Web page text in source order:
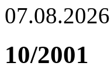
07.08.2026
10/2001